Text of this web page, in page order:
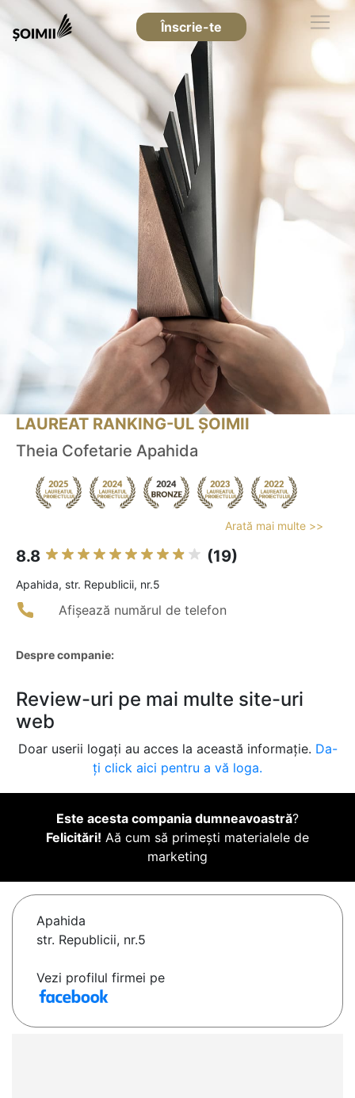
Înscrie-te
LAUREAT RANKING-UL ȘOIMII
Theia Cofetarie Apahida
Arată mai multe >>
8.8 (19)
Apahida, str. Republicii, nr.5
Afișează numărul de telefon
Despre companie:
Review-uri pe mai multe site-uri
web
Doar userii logați au acces la această informație. Da-
ți click aici pentru a vă loga.
Este acesta compania dumneavoastră?
Felicitări! Aă cum să primești materialele de
marketing
Apahida
str. Republicii, nr.5
Vezi profilul firmei pe